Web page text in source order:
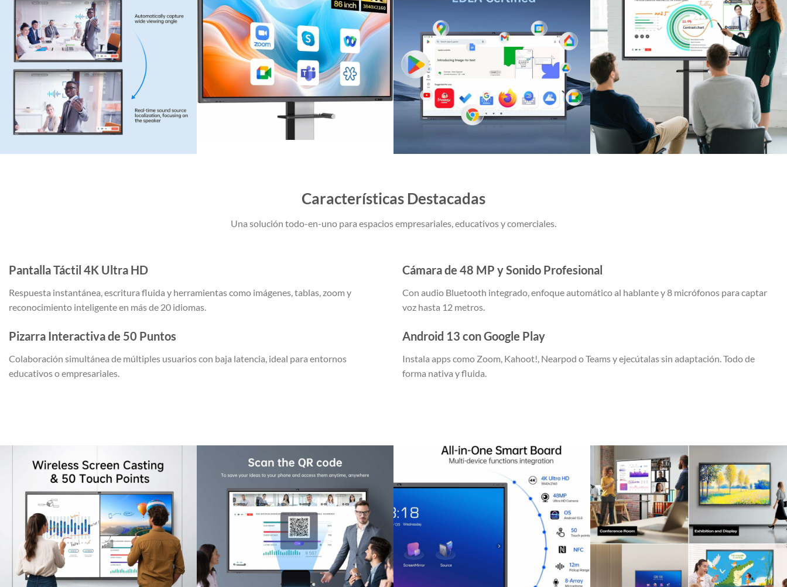
Características Destacadas
Una solución todo-en-uno para espacios empresariales, educativos y comerciales.
Pantalla Táctil 4K Ultra HD
Respuesta instantánea, escritura fluida y herramientas como imágenes, tablas, zoom y
reconocimiento inteligente en más de 20 idiomas.
Pizarra Interactiva de 50 Puntos
Colaboración simultánea de múltiples usuarios con baja latencia, ideal para entornos
educativos o empresariales.
Cámara de 48 MP y Sonido Profesional
Con audio Bluetooth integrado, enfoque automático al hablante y 8 micrófonos para captar
voz hasta 12 metros.
Android 13 con Google Play
Instala apps como Zoom, Kahoot!, Nearpod o Teams y ejecútalas sin adaptación. Todo de
forma nativa y fluida.